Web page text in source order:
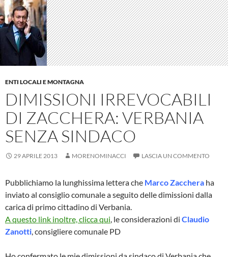
ENTI LOCALI E MONTAGNA
DIMISSIONI IRREVOCABILI
DI ZACCHERA: VERBANIA
SENZA SINDACO
29 APRILE 2013 MORENOMINACCI LASCIA UN COMMENTO
Pubblichiamo la lunghissima lettera che Marco Zacchera ha
inviato al consiglio comunale a seguito delle dimissioni dalla
carica di primo cittadino di Verbania.
A questo link inoltre, clicca qui, le considerazioni di Claudio
Zanotti, consigliere comunale PD